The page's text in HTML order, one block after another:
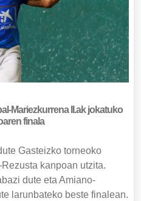
Mariezkurrena II.ak jokatuko
finala
Gasteizko torneoko
kanpoan utzita.
dute eta Amiano-
larunbateko beste finalean.